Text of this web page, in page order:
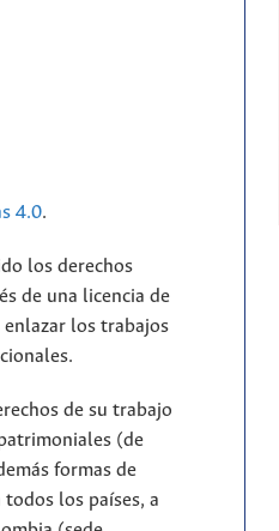
4.0.
los derechos
de una licencia de
enlazar los trabajos
de su trabajo
(de
formas de
los países, a